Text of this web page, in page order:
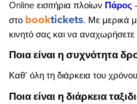
Online εισιτήρια πλοίων Πάρος-
στο booktickets. Με μερικά
κινητό σας και να αναχωρήσετε
Ποια είναι η συχνότητα
Καθ’ όλη τη διάρκεια του
Ποια είναι η διάρκεια